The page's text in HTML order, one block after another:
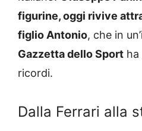
figurine, oggi rivive
figlio Antonio, che in
Gazzetta dello Sport ha
ricordi.
Dalla Ferrari alla